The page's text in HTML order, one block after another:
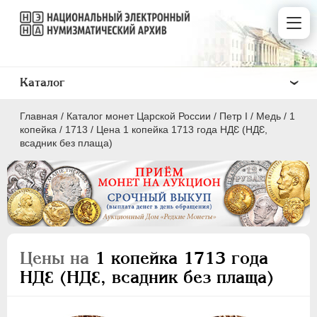
Главная / Каталог монет Царской России / Пeтр I / Медь / 1
копейка / 1713 / Цена 1 копейка 1713 года НДԐ (НДԐ,
всадник без плаща)
Цены на 1 копейка 1713 года
НДԐ (НДԐ, всадник без плаща)
Каталог
ПEТР I 1699 - 1725
Серебро
Медь